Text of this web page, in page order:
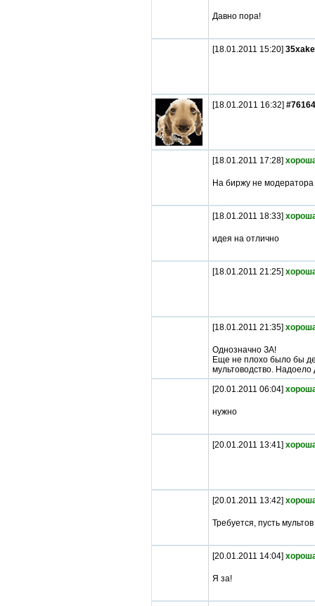
Давно пора!
[18.01.2011 15:20]
[18.01.2011 16:32]
[18.01.2011 17:28]
На биржу не
[18.01.2011 18:33]
идея на отлично
[18.01.2011 21:25]
[18.01.2011 21:35]
Однозначно ЗА!
Еще не плохо было бы
мультоводство. Надоело
[20.01.2011 06:04]
нужно
[20.01.2011 13:41]
[20.01.2011 13:42]
Требуется, пусть
[20.01.2011 14:04]
Я за!